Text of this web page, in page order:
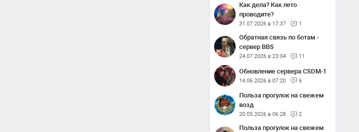
Как дела? Как лето
проводите?
31.07.2026 в 17:37 1
Обратная связь по ботам -
сервер BBS
24.07.2026 в 23:04 11
Обновление сервера CSDM-1
14.06.2026 в 07:20 6
Польза прогулок на свежем
возд
20.05.2026 в 06:28 2
Польза прогулок на свежем